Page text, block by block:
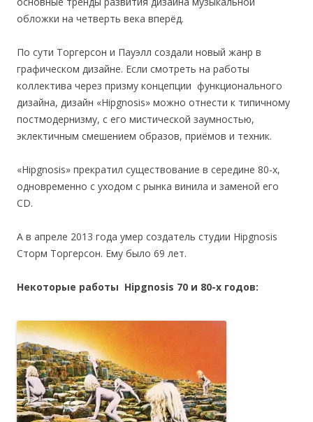
обложки на четверть века вперёд.
По сути Торгерсон и Пауэлл создали новый жанр в
графическом дизайне. Если смотреть на работы
коллектива через призму концепции функционального
дизайна, дизайн «Hipgnosis» можно отнести к типичному
постмодернизму, с его мистической заумностью,
эклектичным смешением образов, приёмов и техник.
«Hipgnosis» прекратил существование в середине 80-х,
одновременно с уходом с рынка винила и заменой его
CD.
А в апреле 2013 года умер создатель студии Hipgnosis
Сторм Торгерсон. Ему было 69 лет.
Некоторые работы Hipgnosis 70 и 80-х годов: